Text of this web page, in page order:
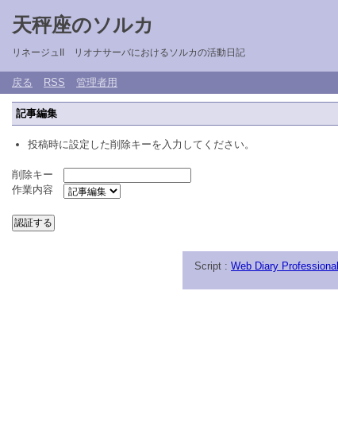
天秤座のソルカ
リネージュII リオナサーバにおけるソルカの活動日記
戻る RSS 管理者用
記事編集
投稿時に設定した削除キーを入力してください。
削除キー
作業内容
Script : Web Diary Professional